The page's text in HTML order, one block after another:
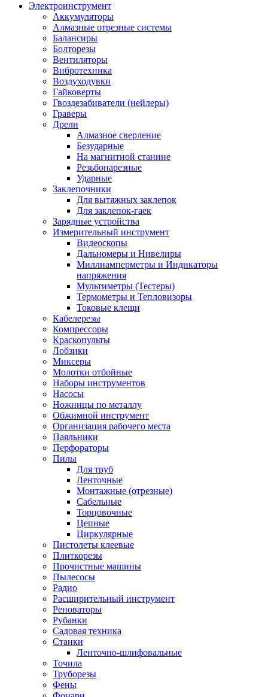
Электроинструмент
Аккумуляторы
Алмазные отрезные системы
Балансиры
Болторезы
Вентиляторы
Вибротехника
Воздуходувки
Гайковерты
Гвоздезабиватели (нейлеры)
Граверы
Дрели
Алмазное сверление
Безударные
На магнитной станине
Резьбонарезные
Ударные
Заклепочники
Для вытяжных заклепок
Для заклепок-гаек
Зарядные устройства
Измерительный инструмент
Видеоскопы
Дальномеры и Нивелиры
Миллиамперметры и Индикаторы
напряжения
Мультиметры (Тестеры)
Термометры и Тепловизоры
Токовые клещи
Кабелерезы
Компрессоры
Краскопульты
Лобзики
Миксеры
Молотки отбойные
Наборы инструментов
Насосы
Ножницы по металлу
Обжимной инструмент
Организация рабочего места
Паяльники
Перфораторы
Пилы
Для труб
Ленточные
Монтажные (отрезные)
Сабельные
Торцовочные
Цепные
Циркулярные
Пистолеты клеевые
Плиткорезы
Прочистные машины
Пылесосы
Радио
Расширительный инструмент
Реноваторы
Рубанки
Садовая техника
Станки
Ленточно-шлифовальные
Точила
Труборезы
Фены